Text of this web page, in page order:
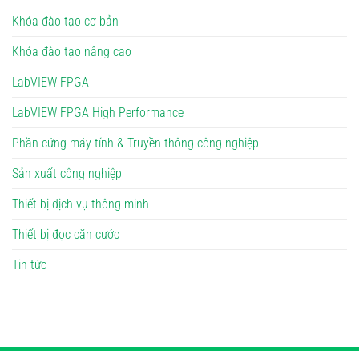
Khóa đào tạo cơ bản
Khóa đào tạo nâng cao
LabVIEW FPGA
LabVIEW FPGA High Performance
Phần cứng máy tính & Truyền thông công nghiệp
Sản xuất công nghiệp
Thiết bị dịch vụ thông minh
Thiết bị đọc căn cước
Tin tức